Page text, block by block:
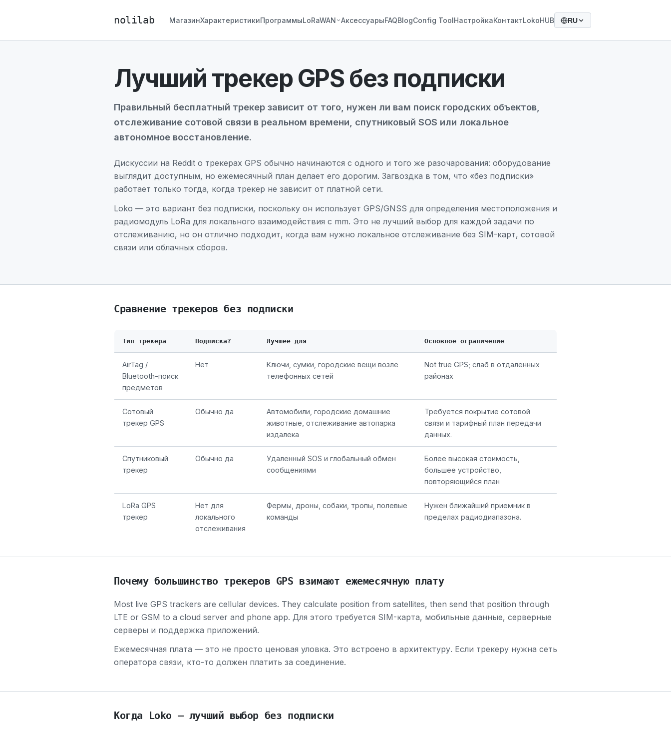
nolilab МагазинХарактеристикиПрограммыLoRaWAN АксессуарыFAQBlogConfig ToolНастройкаКонтактLokoHUB RU
Лучший трекер GPS без подписки
Правильный бесплатный трекер зависит от того, нужен ли вам поиск городских объектов,
отслеживание сотовой связи в реальном времени, спутниковый SOS или локальное
автономное восстановление.
Дискуссии на Reddit о трекерах GPS обычно начинаются с одного и того же разочарования: оборудование
выглядит доступным, но ежемесячный план делает его дорогим. Загвоздка в том, что «без подписки»
работает только тогда, когда трекер не зависит от платной сети.
Loko — это вариант без подписки, поскольку он использует GPS/GNSS для определения местоположения и
радиомодуль LoRa для локального взаимодействия с mm. Это не лучший выбор для каждой задачи по
отслеживанию, но он отлично подходит, когда вам нужно локальное отслеживание без SIM-карт, сотовой
связи или облачных сборов.
Сравнение трекеров без подписки
Тип трекера Подписка? Лучшее для Основное ограничение
AirTag /
Bluetooth-поиск
предметов
Нет
Ключи, сумки, городские вещи возле
телефонных сетей
Not true GPS; слаб в отдаленных
районах
Сотовый
трекер GPS
Обычно да
Автомобили, городские домашние
животные, отслеживание автопарка
издалека
Требуется покрытие сотовой
связи и тарифный план передачи
данных.
Спутниковый
трекер
Обычно да
Удаленный SOS и глобальный обмен
сообщениями
Более высокая стоимость,
большее устройство,
повторяющийся план
LoRa GPS
трекер
Нет для
локального
отслеживания
Фермы, дроны, собаки, тропы, полевые
команды
Нужен ближайший приемник в
пределах радиодиапазона.
Почему большинство трекеров GPS взимают ежемесячную плату
Most live GPS trackers are cellular devices. They calculate position from satellites, then send that position through
LTE or GSM to a cloud server and phone app. Для этого требуется SIM-карта, мобильные данные, серверные
серверы и поддержка приложений.
Ежемесячная плата — это не просто ценовая уловка. Это встроено в архитектуру. Если трекеру нужна сеть
оператора связи, кто-то должен платить за соединение.
Когда Loko — лучший выбор без подписки